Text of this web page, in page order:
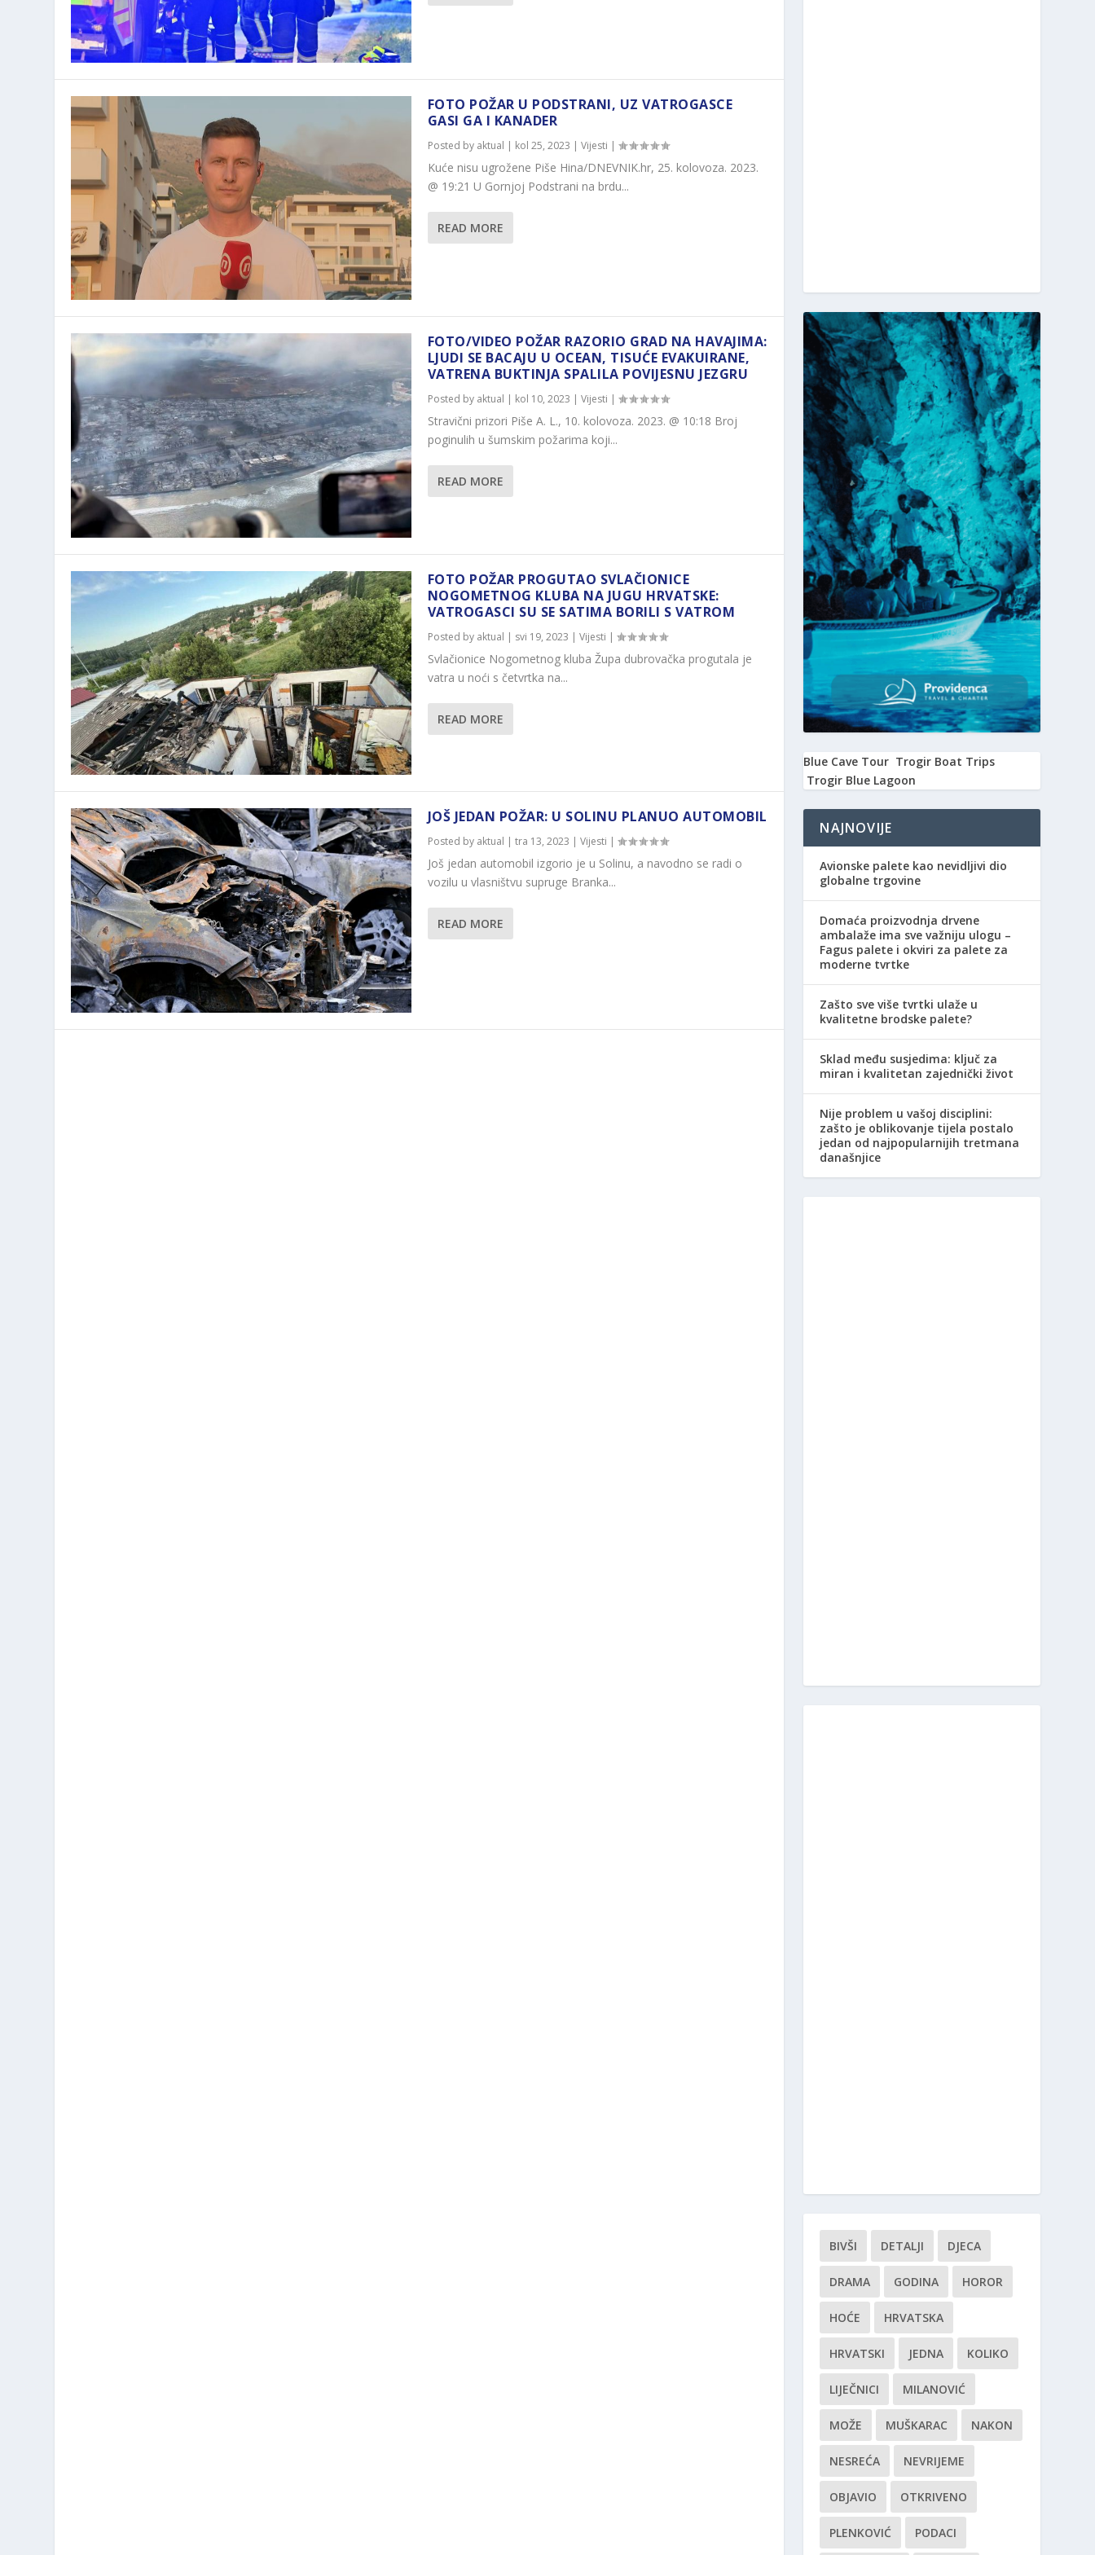
FOTO POŽAR U PODSTRANI, UZ VATROGASCE
GASI GA I KANADER
Posted by aktual | kol 25, 2023 | Vijesti |
Kuće nisu ugrožene Piše Hina/DNEVNIK.hr, 25. kolovoza. 2023.
@ 19:21 U Gornjoj Podstrani na brdu...
READ MORE
FOTO/VIDEO POŽAR RAZORIO GRAD NA HAVAJIMA:
LJUDI SE BACAJU U OCEAN, TISUĆE EVAKUIRANE,
VATRENA BUKTINJA SPALILA POVIJESNU JEZGRU
Posted by aktual | kol 10, 2023 | Vijesti |
Stravični prizori Piše A. L., 10. kolovoza. 2023. @ 10:18 Broj
poginulih u šumskim požarima koji...
READ MORE
FOTO POŽAR PROGUTAO SVLAČIONICE
NOGOMETNOG KLUBA NA JUGU HRVATSKE:
VATROGASCI SU SE SATIMA BORILI S VATROM
Posted by aktual | svi 19, 2023 | Vijesti |
Svlačionice Nogometnog kluba Župa dubrovačka progutala je
vatra u noći s četvrtka na...
READ MORE
JOŠ JEDAN POŽAR: U SOLINU PLANUO AUTOMOBIL
Posted by aktual | tra 13, 2023 | Vijesti |
Još jedan automobil izgorio je u Solinu, a navodno se radi o
vozilu u vlasništvu supruge Branka...
READ MORE
Blue Cave Tour Trogir Boat Trips
Trogir Blue Lagoon
NAJNOVIJE
Avionske palete kao nevidljivi dio
globalne trgovine
Domaća proizvodnja drvene
ambalaže ima sve važniju ulogu –
Fagus palete i okviri za palete za
moderne tvrtke
Zašto sve više tvrtki ulaže u
kvalitetne brodske palete?
Sklad među susjedima: ključ za
miran i kvalitetan zajednički život
Nije problem u vašoj disciplini:
zašto je oblikovanje tijela postalo
jedan od najpopularnijih tretmana
današnjice
BIVŠI DETALJI DJECA
DRAMA GODINA HOROR
HOĆE HRVATSKA
HRVATSKI JEDNA KOLIKO
LIJEČNICI MILANOVIĆ
MOŽE MUŠKARAC NAKON
NESREĆA NEVRIJEME
OBJAVIO OTKRIVENO
PLENKOVIĆ PODACI